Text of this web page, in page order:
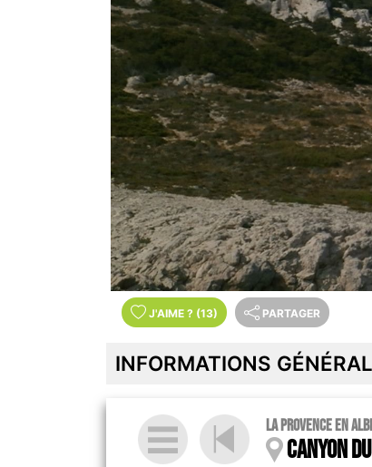
J'AIME ? (13) PARTAGER
INFORMATIONS
La Provence en
Canyon